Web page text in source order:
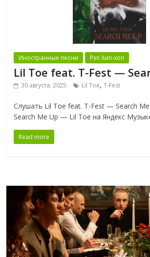
Иностранные песни Рэп Хип-хоп
Lil Toe feat. T-Fest —
30 августа, 2025 Lil Toe,T-Fest
Слушать Lil Toe feat. T-Fest — Search
Search Me Up — Lil Toe на Яндекс
Read more